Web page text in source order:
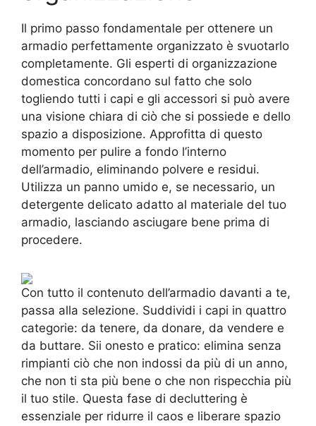
Il primo passo fondamentale per ottenere un
armadio perfettamente organizzato è svuotarlo
completamente. Gli esperti di organizzazione
domestica concordano sul fatto che solo
togliendo tutti i capi e gli accessori si può avere
una visione chiara di ciò che si possiede e dello
spazio a disposizione. Approfitta di questo
momento per pulire a fondo l’interno
dell’armadio, eliminando polvere e residui.
Utilizza un panno umido e, se necessario, un
detergente delicato adatto al materiale del tuo
armadio, lasciando asciugare bene prima di
procedere.
Con tutto il contenuto dell’armadio davanti a te,
passa alla selezione. Suddividi i capi in quattro
categorie: da tenere, da donare, da vendere e
da buttare. Sii onesto e pratico: elimina senza
rimpianti ciò che non indossi da più di un anno,
che non ti sta più bene o che non rispecchia più
il tuo stile. Questa fase di decluttering è
essenziale per ridurre il caos e liberare spazio